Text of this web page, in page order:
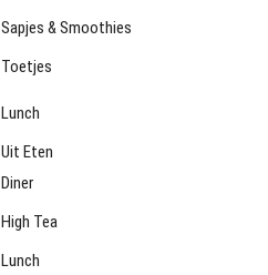
Sapjes & Smoothies
Toetjes
Lunch
Uit Eten
Diner
High Tea
Lunch